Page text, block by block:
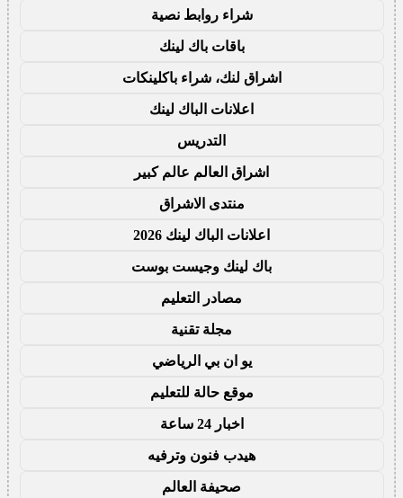
شراء روابط نصية
باقات باك لينك
اشراق لنك، شراء باكلينكات
اعلانات الباك لينك
التدريس
اشراق العالم عالم كبير
منتدى الاشراق
اعلانات الباك لينك 2026
باك لينك وجيست بوست
مصادر التعليم
مجلة تقنية
يو ان بي الرياضي
موقع حالة للتعليم
اخبار 24 ساعة
هيدب فنون وترفيه
صحيفة العالم